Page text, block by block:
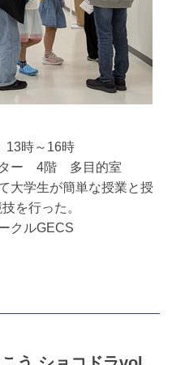
時～16時
ー 4階 多目的室
学生が簡単な授業と授
を行った。
ルGECS